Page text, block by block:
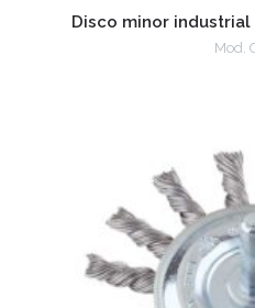
Disco minor
Mod.